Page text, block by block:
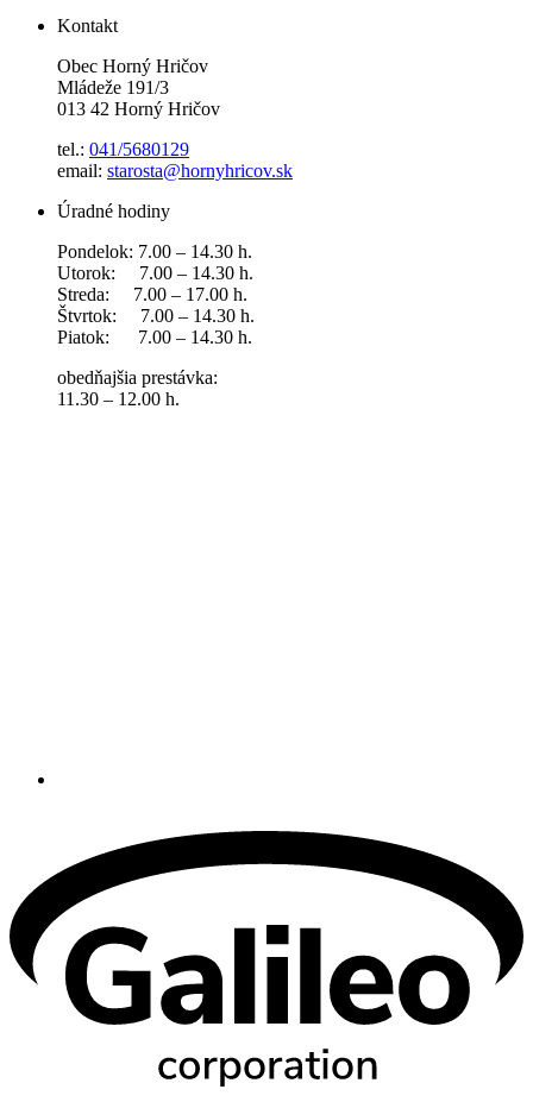
Kontakt
Obec Horný Hričov
Mládeže 191/3
013 42 Horný Hričov
tel.: 041/5680129
email: starosta@hornyhricov.sk
Úradné hodiny
Pondelok: 7.00 – 14.30 h.
Utorok: 7.00 – 14.30 h.
Streda: 7.00 – 17.00 h.
Štvrtok: 7.00 – 14.30 h.
Piatok: 7.00 – 14.30 h.
obedňajšia prestávka:
11.30 – 12.00 h.